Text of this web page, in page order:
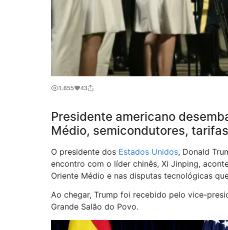
1.655 43
Presidente americano
Médio, semicondutores,
O presidente dos Estados Unidos, Donald
encontro com o líder chinês, Xi Jinping,
Oriente Médio e nas disputas tecnológicas
Ao chegar, Trump foi recebido pelo vice-
Grande Salão do Povo.